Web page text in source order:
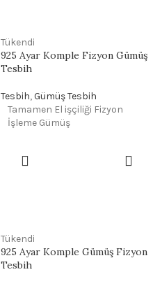
Tükendi
925 Ayar Komple Fizyon Gümüş
Tesbih
Tesbih,Gümüş Tesbih
Tamamen El işçiliği Fizyon
İşleme Gümüş
Tükendi
925 Ayar Komple Gümüş Fizyon
Tesbih